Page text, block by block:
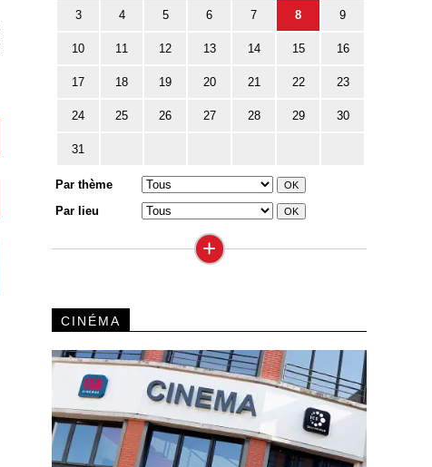
3 4 5 6 7 8 9
10 11 12 13 14 15 16
17 18 19 20 21 22 23
24 25 26 27 28 29 30
31
Par thème
Par lieu
+
CINÉMA